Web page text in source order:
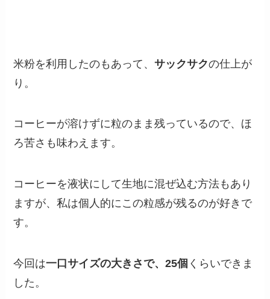
米粉を利用したのもあって、サックサクの仕上が
り。
コーヒーが溶けずに粒のまま残っているので、ほ
ろ苦さも味わえます。
コーヒーを液状にして生地に混ぜ込む方法もあり
ますが、私は個人的にこの粒感が残るのが好きで
す。
今回は一口サイズの大きさで、25個 くらいできま
した。